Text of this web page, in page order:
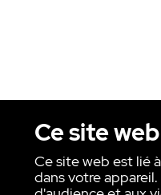
Ce site
Ce site web est lié
dans votre
Copyright ©